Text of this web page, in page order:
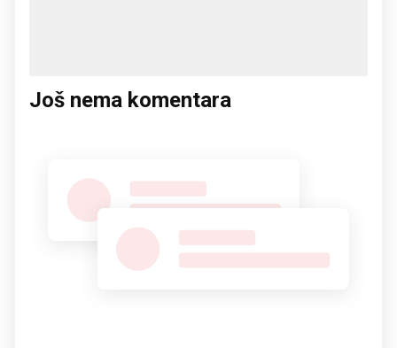
Još nema komentara